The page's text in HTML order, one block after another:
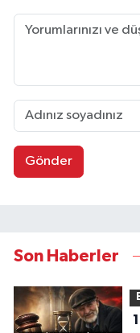
Gönder
Son Haberler